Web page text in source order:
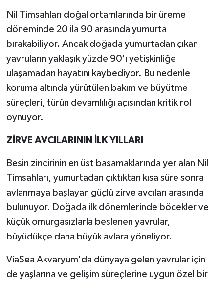
Nil Timsahları doğal ortamlarında bir üreme
döneminde 20 ila 90 arasında yumurta
bırakabiliyor. Ancak doğada yumurtadan çıkan
yavruların yaklaşık yüzde 90'ı yetişkinliğe
ulaşamadan hayatını kaybediyor. Bu nedenle
koruma altında yürütülen bakım ve büyütme
süreçleri, türün devamlılığı açısından kritik rol
oynuyor.
ZİRVE AVCILARININ İLK YILLARI
Besin zincirinin en üst basamaklarında yer alan Nil
Timsahları, yumurtadan çıktıktan kısa süre sonra
avlanmaya başlayan güçlü zirve avcıları arasında
bulunuyor. Doğada ilk dönemlerinde böcekler ve
küçük omurgasızlarla beslenen yavrular,
büyüdükçe daha büyük avlara yöneliyor.
ViaSea Akvaryum'da dünyaya gelen yavrular için
de yaşlarına ve gelişim süreçlerine uygun özel bir